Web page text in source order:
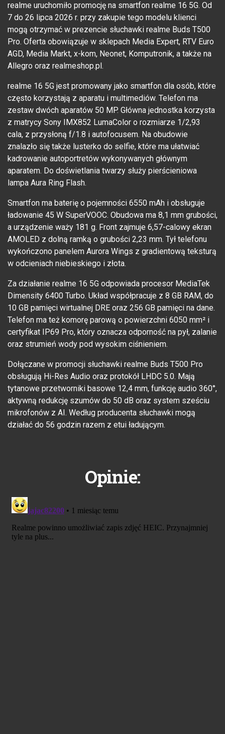
realme uruchomiło promocję na smartfon realme 16 5G. Od
7 do 26 lipca 2026 r. przy zakupie tego modelu klienci
mogą otrzymać w prezencie słuchawki realme Buds T500
Pro. Oferta obowiązuje w sklepach Media Expert, RTV Euro
AGD, Media Markt, x-kom, Neonet, Komputronik, a także na
Allegro oraz realmeshop.pl.
realme 16 5G jest promowany jako smartfon dla osób, które
często korzystają z aparatu i multimediów. Telefon ma
zestaw dwóch aparatów 50 MP. Główna jednostka korzysta
z matrycy Sony IMX852 LumaColor o rozmiarze 1/2,93
cala, z przysłoną f/1.8 i autofocusem. Na obudowie
znalazło się także lusterko do selfie, które ma ułatwiać
kadrowanie autoportretów wykonywanych głównym
aparatem. Do doświetlania twarzy służy pierścieniowa
lampa Aura Ring Flash.
Smartfon ma baterię o pojemności 6550 mAh i obsługuje
ładowanie 45 W SuperVOOC. Obudowa ma 8,1 mm grubości,
a urządzenie waży 181 g. Front zajmuje 6,57-calowy ekran
AMOLED z dolną ramką o grubości 2,23 mm. Tył telefonu
wykończono panelem Aurora Wings z gradientową teksturą
w odcieniach niebieskiego i złota.
Za działanie realme 16 5G odpowiada procesor MediaTek
Dimensity 6400 Turbo. Układ współpracuje z 8 GB RAM, do
10 GB pamięci wirtualnej DRE oraz 256 GB pamięci na dane.
Telefon ma też komorę parową o powierzchni 6050 mm² i
certyfikat IP69 Pro, który oznacza odporność na pył, zalanie
oraz strumień wody pod wysokim ciśnieniem.
Dołączane w promocji słuchawki realme Buds T500 Pro
obsługują Hi-Res Audio oraz protokół LHDC 5.0. Mają
tytanowe przetworniki basowe 12,4 mm, funkcję audio 360°,
aktywną redukcję szumów do 50 dB oraz system sześciu
mikrofonów z AI. Według producenta słuchawki mogą
działać do 56 godzin razem z etui ładującym.
Opinie: